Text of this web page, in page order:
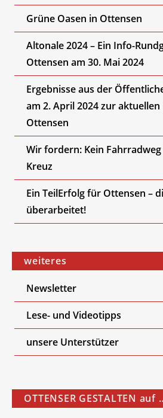
Grüne Oasen in Ottensen
Altonale 2024 – Ein Info-
Ottensen am 30. Mai 2024
Ergebnisse aus der
am 2. April 2024 zur aktuellen
Ottensen
Wir fordern: Kein
Kreuz
Ein TeilErfolg für Ottensen –
überarbeitet!
weiteres
Newsletter
Lese- und Videotipps
unsere Unterstützer
OTTENSER GESTALTEN auf